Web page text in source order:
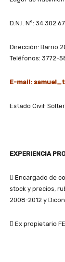
D.N.I. N°:
Dirección: Barrio
Teléfonos: 3772-
E-mail:
Estado Civil:
EXPERIENCIA
 Encargado de
stock y precios,
2008-2012 y
 Ex propietario